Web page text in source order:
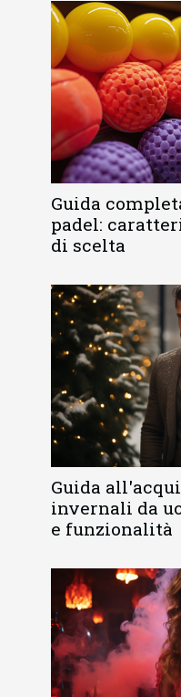
Guida
padel:
di scelta
Guida
invernali da
e funzionalità